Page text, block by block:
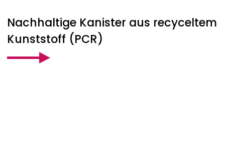
Nachhaltige Kanister aus recyceltem
Kunststoff (PCR)